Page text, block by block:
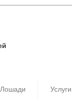
Лошади Услуги